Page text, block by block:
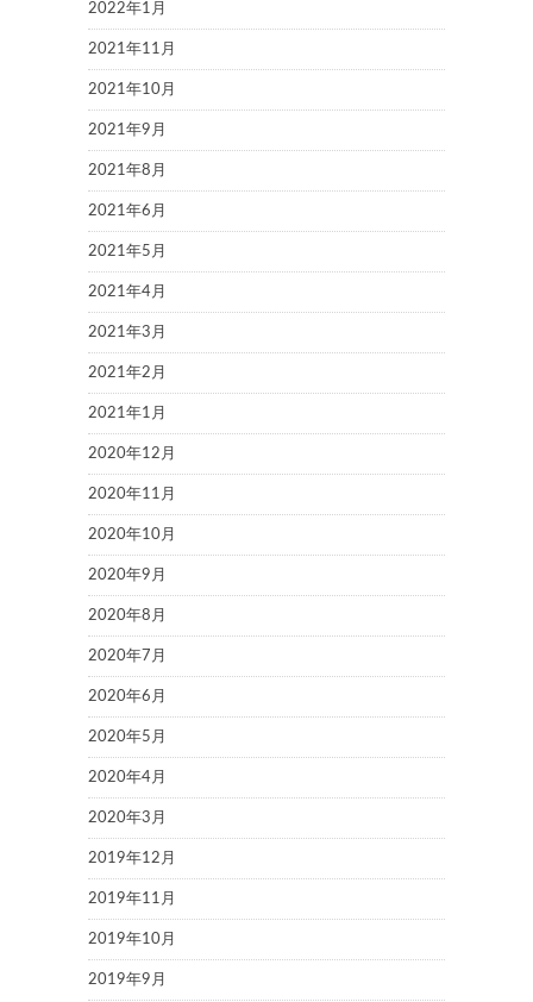
2022年1月
2021年11月
2021年10月
2021年9月
2021年8月
2021年6月
2021年5月
2021年4月
2021年3月
2021年2月
2021年1月
2020年12月
2020年11月
2020年10月
2020年9月
2020年8月
2020年7月
2020年6月
2020年5月
2020年4月
2020年3月
2019年12月
2019年11月
2019年10月
2019年9月